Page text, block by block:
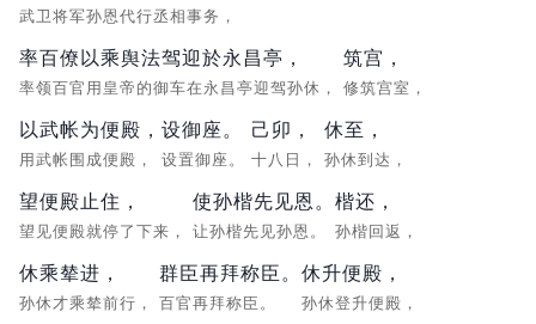
武卫将军孙恩代行丞相事务，
率百僚以乘舆法驾迎於永昌亭，
率领百官用皇帝的御车在永昌亭迎驾孙休，
筑宫，
修筑宫室，
以武帐为便殿，
用武帐围成便殿，
设御座。
设置御座。
己卯，
十八日，
休至，
孙休到达，
望便殿止住，
望见便殿就停了下来，
使孙楷先见恩。
让孙楷先见孙恩。
楷还，
孙楷回返，
休乘辇进，
孙休才乘辇前行，
群臣再拜称臣。
百官再拜称臣。
休升便殿，
孙休登升便殿，